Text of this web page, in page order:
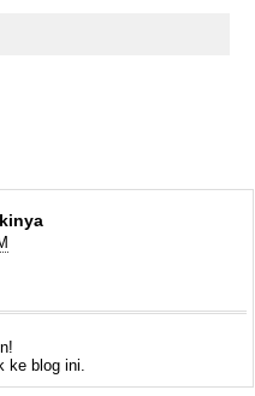
ke blog ini.